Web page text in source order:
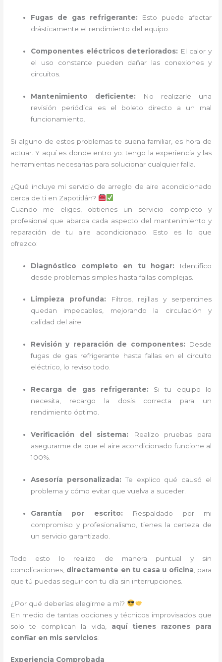
Fugas de gas refrigerante: Esto puede afectar
drásticamente el rendimiento del equipo.
Componentes eléctricos deteriorados: El calor y
el uso constante pueden dañar las conexiones y
circuitos.
Mantenimiento deficiente: No realizarle una
revisión periódica es el boleto directo a un mal
funcionamiento.
Si alguno de estos problemas te suena familiar, es hora de
actuar. Y aquí es donde entro yo: tengo la experiencia y las
herramientas necesarias para solucionar cualquier falla.
¿Qué incluye mi servicio de arreglo de aire acondicionado
cerca de ti en Zapotitlán?
Cuando me eliges, obtienes un servicio completo y
profesional que abarca cada aspecto del mantenimiento y
reparación de tu aire acondicionado. Esto es lo que
ofrezco:
Diagnóstico completo en tu hogar: Identifico
desde problemas simples hasta fallas complejas.
Limpieza profunda: Filtros, rejillas y serpentines
quedan impecables, mejorando la circulación y
calidad del aire.
Revisión y reparación de componentes: Desde
fugas de gas refrigerante hasta fallas en el circuito
eléctrico, lo reviso todo.
Recarga de gas refrigerante: Si tu equipo lo
necesita, recargo la dosis correcta para un
rendimiento óptimo.
Verificación del sistema: Realizo pruebas para
asegurarme de que el aire acondicionado funcione al
100%.
Asesoría personalizada: Te explico qué causó el
problema y cómo evitar que vuelva a suceder.
Garantía por escrito: Respaldado por mi
compromiso y profesionalismo, tienes la certeza de
un servicio garantizado.
Todo esto lo realizo de manera puntual y sin
complicaciones, directamente en tu casa u oficina , para
que tú puedas seguir con tu día sin interrupciones.
¿Por qué deberías elegirme a mí?
En medio de tantas opciones y técnicos improvisados que
solo te complican la vida, aquí tienes razones para
confiar en mis servicios:
Experiencia Comprobada